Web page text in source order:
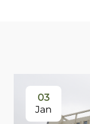
03
Jan